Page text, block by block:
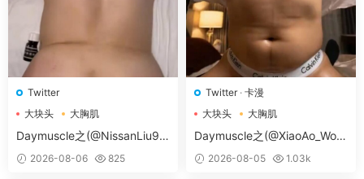
Twitter
大块头
大胸肌
大胸肌肉男
Daymuscle之(@NissanLiu98
-@Nissan98）
2026-08-06 825
Twitter· 卡漫
大块头
大胸肌
大胸肌肉男
Daymuscle之(@XiaoAo_Worl
d-@XiaoAo.art）
2026-08-05 1.03k